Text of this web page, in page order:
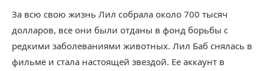
За всю свою жизнь Лил собрала около 700 тысяч
долларов, все они были отданы в фонд борьбы с
редкими заболеваниями животных. Лил Баб снялась в
фильме и стала настоящей звездой. Ее аккаунт в